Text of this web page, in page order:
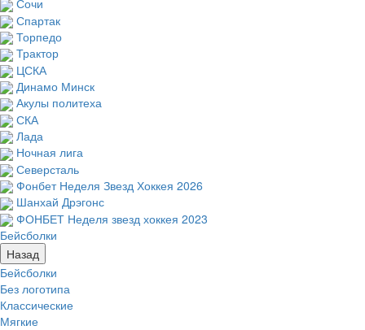
Сочи
Спартак
Торпедо
Трактор
ЦСКА
Динамо Минск
Акулы политеха
СКА
Лада
Ночная лига
Северсталь
Фонбет Неделя Звезд Хоккея 2026
Шанхай Дрэгонс
ФОНБЕТ Неделя звезд хоккея 2023
Бейсболки
Назад
Бейсболки
Без логотипа
Классические
Мягкие